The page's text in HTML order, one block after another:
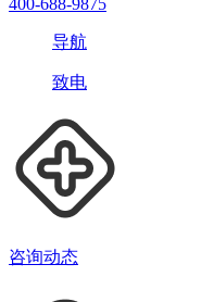
400-688-9875
导航
致电
咨询动态